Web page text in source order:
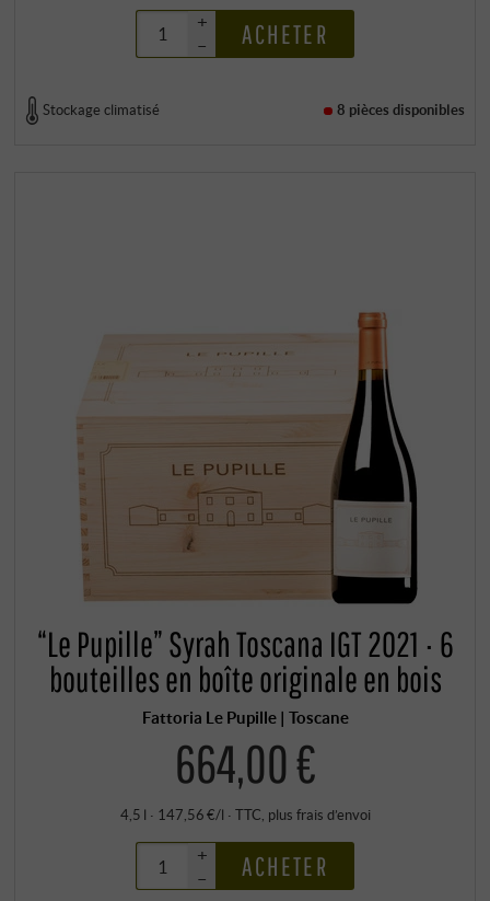
+
–
ACHETER
Stockage climatisé 8 pièces disponibles
“Le Pupille” Syrah Toscana IGT 2021 · 6
bouteilles en boîte originale en bois
Fattoria Le Pupille | Toscane
664,00 €
4,5 l · 147,56 €/l · TTC, plus frais d’envoi
+
–
ACHETER